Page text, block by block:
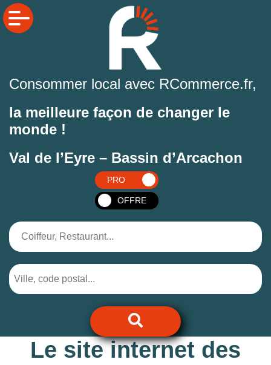
Consommer local avec RCommerce.fr,
la meilleure façon de changer le
monde !
Val de l’Eyre – Bassin d’Arcachon
PRO
OFFRE
Le site internet des